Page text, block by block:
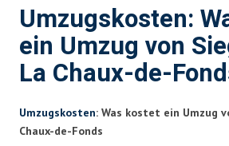
Umzugskosten:
ein Umzug von
La Chaux-de-
Umzugskosten: Was kostet ein Umzug
Chaux-de-Fonds